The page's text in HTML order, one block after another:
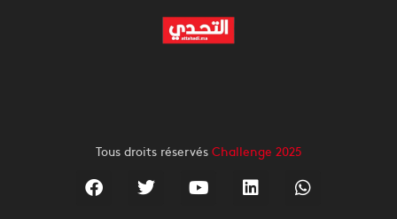
Tous droits réservés Challenge 2025